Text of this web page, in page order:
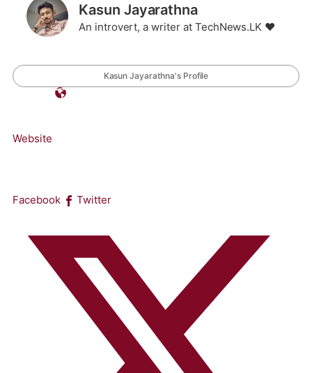
Kasun Jayarathna
An introvert, a writer at TechNews.LK ❤️
Kasun Jayarathna's Profile
Website
Facebook Twitter